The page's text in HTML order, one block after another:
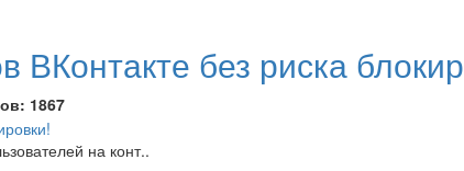
ВКонтакте без риска
1867
на конт..